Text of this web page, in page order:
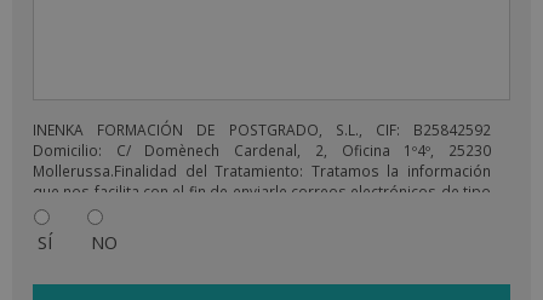
INENKA FORMACIÓN DE POSTGRADO, S.L., CIF: B25842592
Domicilio: C/ Domènech Cardenal, 2, Oficina 1º4º, 25230
Mollerussa.Finalidad del Tratamiento: Tratamos la información
que nos facilita con el fin de enviarle correos electrónicos de tipo
comercial relacionado con los productos ofrecidos y otros tipo
de productos que fueran de su interés.Legitimación del
tratamiento: Consentimiento del interesado.Derechos: Puede
SÍ NO